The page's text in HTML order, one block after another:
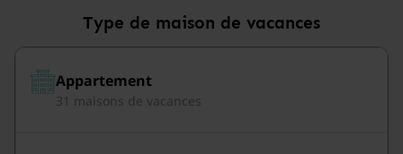
Type de maison de vacances
Appartement
31 maisons de vacances